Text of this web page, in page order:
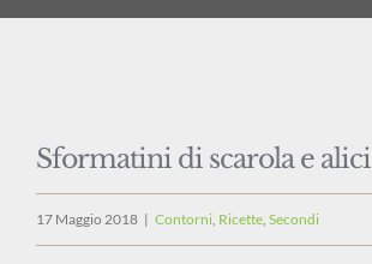
Sformatini di scarola e alici
17 Maggio 2018 | Contorni, Ricette, Secondi